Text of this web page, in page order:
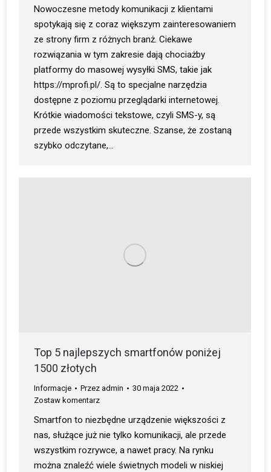
Nowoczesne metody komunikacji z klientami
spotykają się z coraz większym zainteresowaniem
ze strony firm z różnych branż. Ciekawe
rozwiązania w tym zakresie dają chociażby
platformy do masowej wysyłki SMS, takie jak
https://mprofi.pl/. Są to specjalne narzędzia
dostępne z poziomu przeglądarki internetowej.
Krótkie wiadomości tekstowe, czyli SMS-y, są
przede wszystkim skuteczne. Szanse, że zostaną
szybko odczytane,…
Top 5 najlepszych smartfonów poniżej
1500 złotych
Informacje Przez admin
30 maja 2022
Zostaw komentarz
Smartfon to niezbędne urządzenie większości z
nas, służące już nie tylko komunikacji, ale przede
wszystkim rozrywce, a nawet pracy. Na rynku
można znaleźć wiele świetnych modeli w niskiej